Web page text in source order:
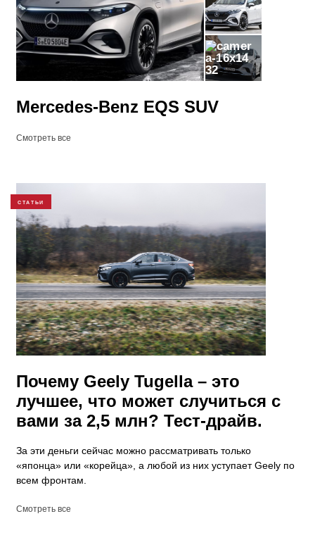
32
Mercedes-Benz EQS SUV
Смотреть все
СТАТЬИ
Почему Geely Tugella – это
лучшее, что может случиться с
вами за 2,5 млн? Тест-драйв.
За эти деньги сейчас можно рассматривать только
«японца» или «корейца», а любой из них уступает Geely по
всем фронтам.
Смотреть все